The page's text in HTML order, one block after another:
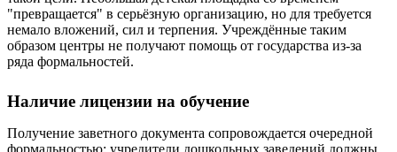
"превращается" в серьёзную организацию, но для требуется
немало вложений, сил и терпения. Учреждённые таким
образом центры не получают помощь от государства из-за
ряда формальностей.
Наличие лицензии на обучение
Получение заветного документа сопровождается очередной
формальностью: учредители дошкольных заведений должны